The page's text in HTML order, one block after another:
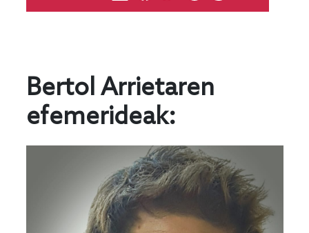
Bertol Arrietaren
efemerideak: